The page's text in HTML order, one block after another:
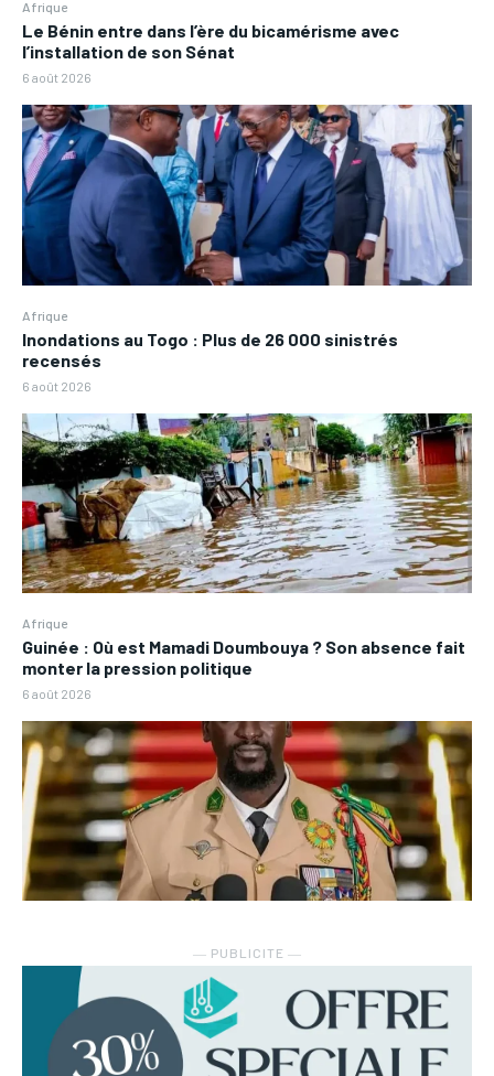
Afrique
Le Bénin entre dans l’ère du bicamérisme avec
l’installation de son Sénat
6 août 2026
Afrique
Inondations au Togo : Plus de 26 000 sinistrés
recensés
6 août 2026
Afrique
Guinée : Où est Mamadi Doumbouya ? Son absence fait
monter la pression politique
6 août 2026
― PUBLICITE ―